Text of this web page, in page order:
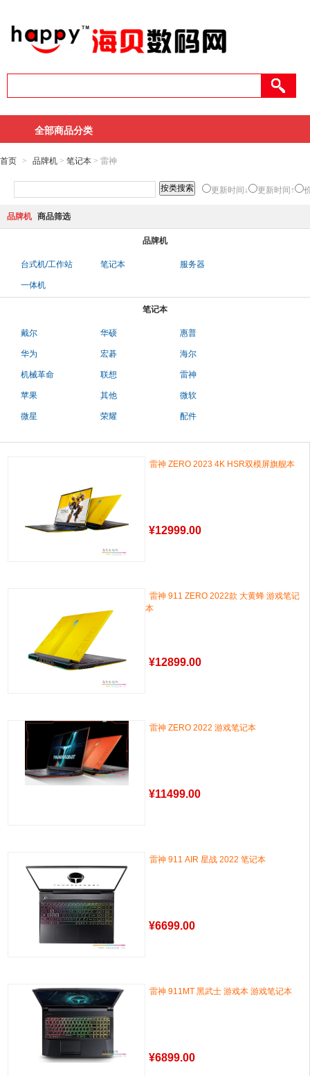
全部商品分类
首页 > 品牌机 > 笔记本 > 雷神
更新时间↓ 更新时间↑
品牌机 商品筛选
品牌机
台式机/工作站 笔记本 服务器
一体机
笔记本
戴尔 华硕 惠普
华为 宏碁 海尔
机械革命 联想 雷神
苹果 其他 微软
微星 荣耀 配件
雷神 ZERO 2023 4K HSR双模屏旗舰本
¥12999.00
雷神 911 ZERO 2022款 大黄蜂 游戏笔记
本
¥12899.00
雷神 ZERO 2022 游戏笔记本
¥11499.00
雷神 911 AIR 星战 2022 笔记本
¥6699.00
雷神 911MT 黑武士 游戏本 游戏笔记本
¥6899.00